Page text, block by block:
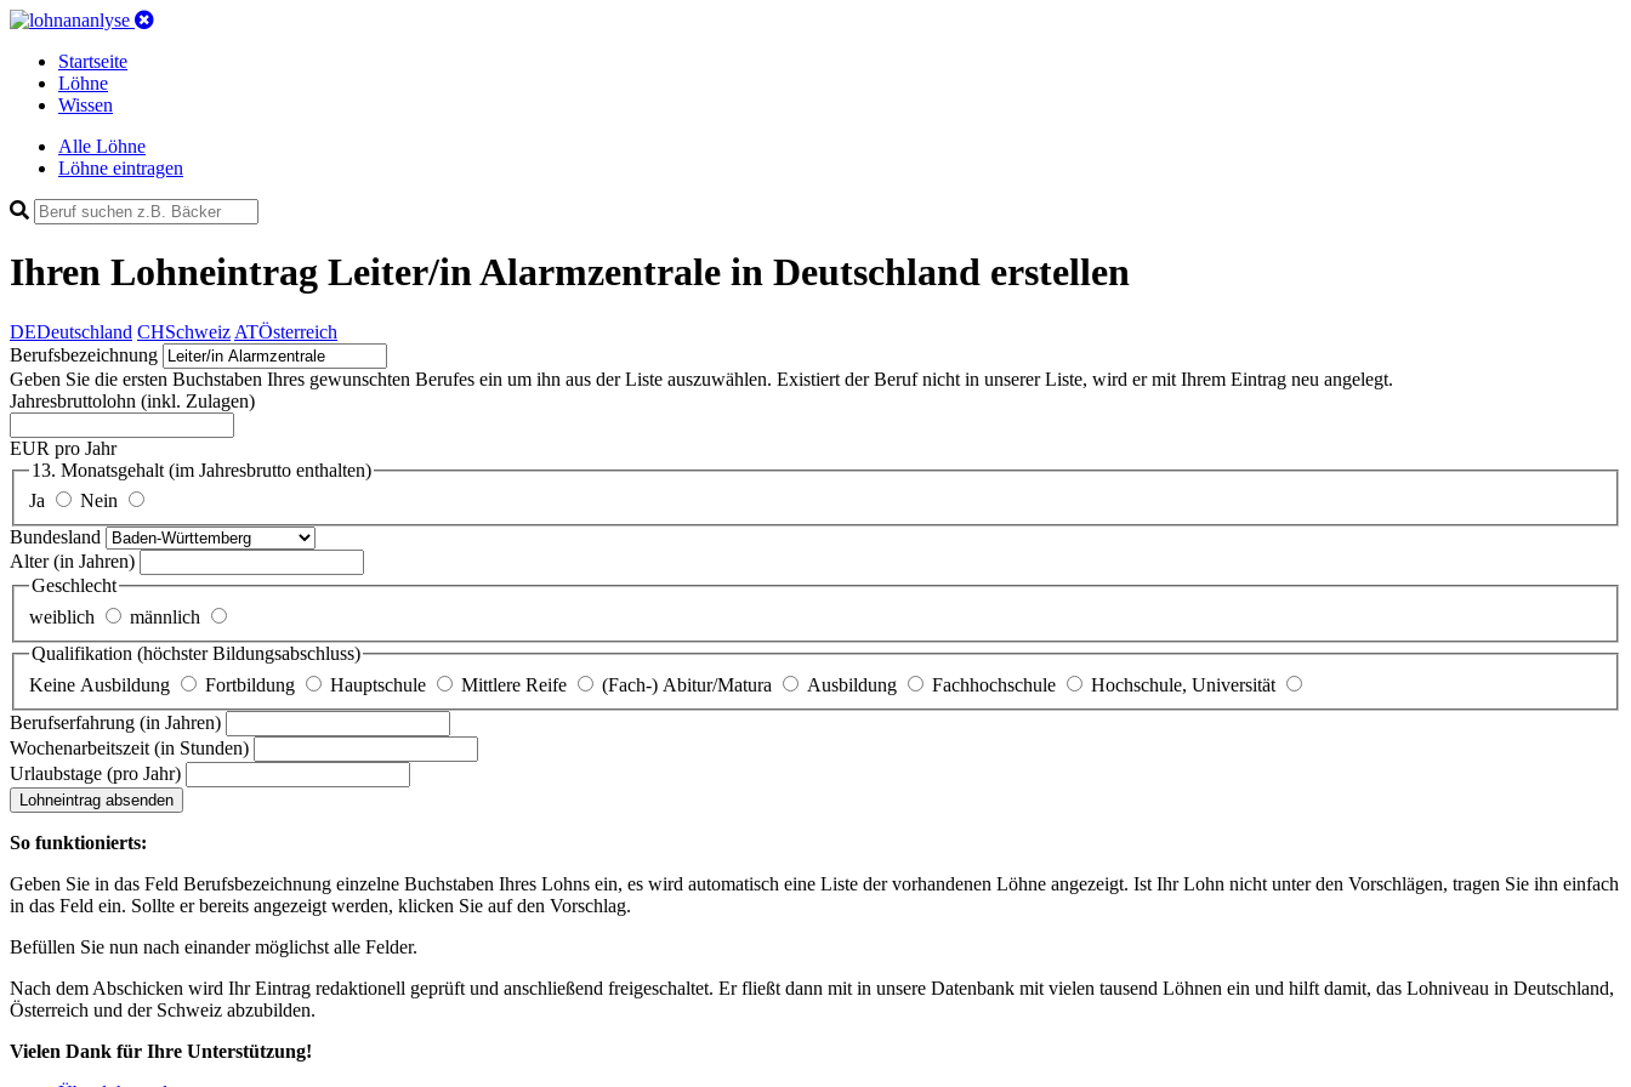
Startseite
Löhne
Wissen
Alle Löhne
Löhne eintragen
Ihren Lohneintrag Leiter/in Alarmzentrale in Deutschland erstellen
DEDeutschland CHSchweiz ATÖsterreich
Berufsbezeichnung
Geben Sie die ersten Buchstaben Ihres gewunschten Berufes ein um ihn aus der Liste auszuwählen. Existiert der Beruf nicht in unserer Liste, wird er mit Ihrem Eintrag neu angelegt.
Jahresbruttolohn (inkl. Zulagen)
EUR pro Jahr
13. Monatsgehalt (im Jahresbrutto enthalten)
Ja
Nein
Bundesland
Alter(in Jahren)
Geschlecht
weiblich
männlich
Qualifikation (höchster Bildungsabschluss)
Keine Ausbildung
Fortbildung Hauptschule Mittlere Reife (Fach-) Abitur/Matura Ausbildung Fachhochschule
Hochschule, Universität
Berufserfahrung (in Jahren)
Wochenarbeitszeit (in Stunden)
Urlaubstage (pro Jahr)
Lohneintrag absenden
So funktionierts:
Geben Sie in das Feld Berufsbezeichnung einzelne Buchstaben Ihres Lohns ein, es wird automatisch eine Liste der vorhandenen Löhne angezeigt. Ist Ihr Lohn nicht unter den Vorschlägen, tragen Sie ihn einfach
in das Feld ein. Sollte er bereits angezeigt werden, klicken Sie auf den Vorschlag.
Befüllen Sie nun nach einander möglichst alle Felder.
Nach dem Abschicken wird Ihr Eintrag redaktionell geprüft und anschließend freigeschaltet. Er fließt dann mit in unsere Datenbank mit vielen tausend Löhnen ein und hilft damit, das Lohniveau in Deutschland,
Österreich und der Schweiz abzubilden.
Vielen Dank für Ihre Unterstützung!